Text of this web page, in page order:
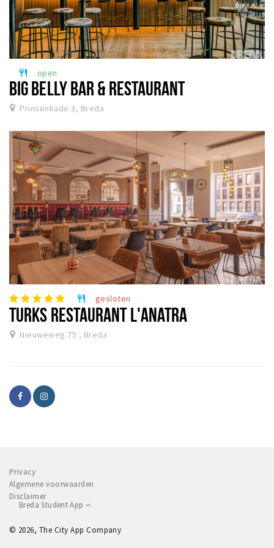
restaurant open
BIG BELLY BAR & RESTAURANT
Prinsenkade 3, Breda
restaurant gesloten
TURKS RESTAURANT L'ANATRA
Nieuweweg 75 , Breda
Privacy
Algemene voorwaarden
Disclaimer
Breda Student App
© 2026, The City App Company